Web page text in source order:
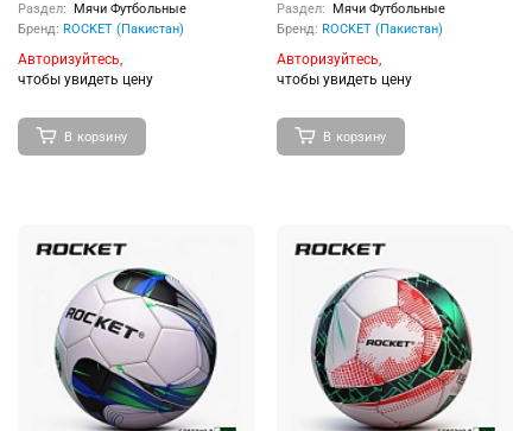
Раздел:
Мячи Футбольные
Бренд: ROCKET (Пакистан)
Авторизуйтесь,
чтобы увидеть цену
В корзину
Раздел:
Мячи Футбольные
Бренд: ROCKET (Пакистан)
Авторизуйтесь,
чтобы увидеть цену
В корзину